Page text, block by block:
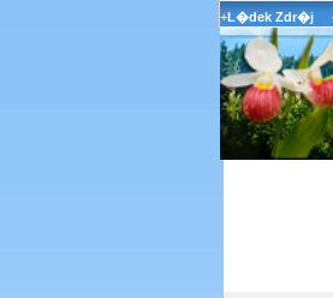
+L�dek Zdr�j